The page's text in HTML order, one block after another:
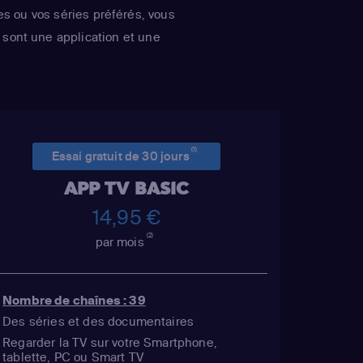
,Dan
Simpson /
/ Ralph
Hank
/ Comic
Grampa Simpson
Krusty the Clown
Moleman /
ou vos séries préférés, vous
sont une application et une
Essai gratuit de 30 jours(1)
APP TV BASIC
14,95 €
par mois(2)
Nombre de chaînes : 39
Des séries et des documentaires
Regarder la TV sur votre Smartphone,
tablette, PC ou Smart TV